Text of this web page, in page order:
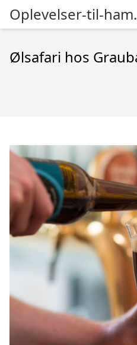
Oplevelser-til-
Ølsafari hos